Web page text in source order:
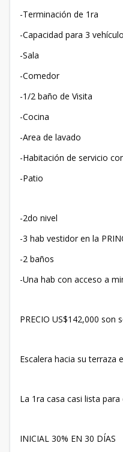
-Terminación de 1ra
-Capacidad para 3
-Sala
-Comedor
-1/2 baño de Visita
-Cocina
-Area de lavado
-Habitación de servicio
-Patio
-2do nivel
-3 hab vestidor en la
-2 baños
-Una hab con acceso a
PRECIO US$142,000 son
Escalera hacia su terraza
La 1ra casa casi lista
INICIAL 30% EN 30 DÍAS